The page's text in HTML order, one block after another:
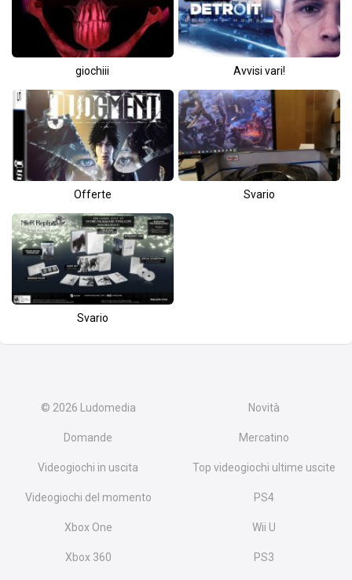
giochiii Avvisi vari!
Offerte Svario
Svario
© 2026 Ludomedia Novità
Domande Mercatino
Videogiochi in uscita Top videogiochi ultime uscite
Videogiochi del momento PS4
Xbox One Wii U
Xbox 360 PS3